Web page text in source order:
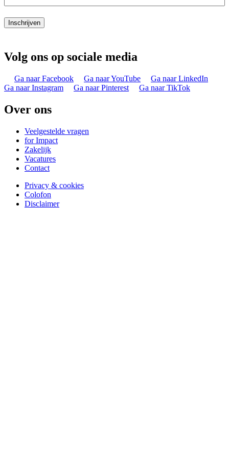
Inschrijven
Volg ons op sociale media
Ga naar Facebook Ga naar YouTube
Ga naar LinkedIn
Ga naar Instagram
Ga naar Pinterest Ga naar TikTok
Over ons
Veelgestelde vragen
for Impact
Zakelijk
Vacatures
Contact
Privacy & cookies
Colofon
Disclaimer